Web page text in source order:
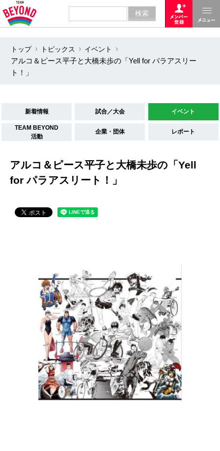
トップ トピックス
イベント
アルコ＆ピース平子と大橋未歩の「Yell for パラアスリー
ト！」
新着情報 試合／大会 イベント
TEAM BEYOND
活動
企業・団体 レポート
アルコ＆ピース平子と大橋未歩の「Yell
for パラアスリート！」